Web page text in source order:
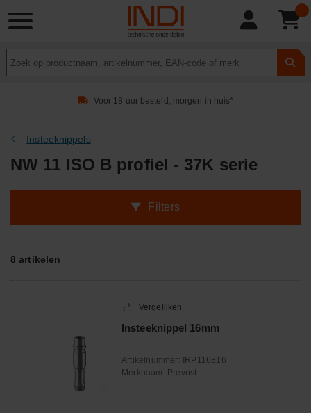
Voor 18 uur besteld, morgen in huis*
Insteeknippels
NW 11 ISO B profiel - 37K serie
Filters
8 artikelen
Vergelijken
Insteeknippel 16mm
Artikelnummer:
IRP116816
Merknaam: Prevost